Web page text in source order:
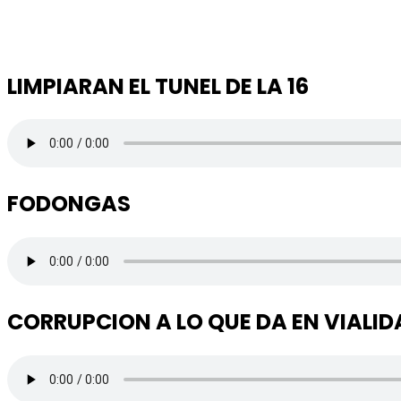
LIMPIARAN EL TUNEL DE LA 16
FODONGAS
CORRUPCION A LO QUE DA EN